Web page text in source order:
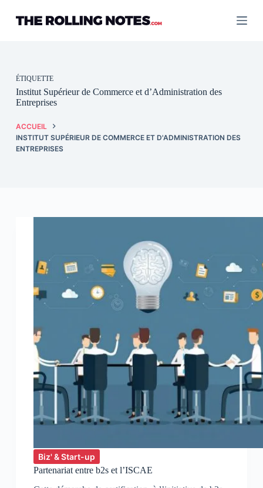
contenu
ÉTIQUETTE
Institut Supérieur de Commerce et d’Administration des
Entreprises
ACCUEIL
INSTITUT SUPÉRIEUR DE COMMERCE ET D'ADMINISTRATION DES
ENTREPRISES
Biz' & Start-up
Partenariat entre b2s et l’ISCAE